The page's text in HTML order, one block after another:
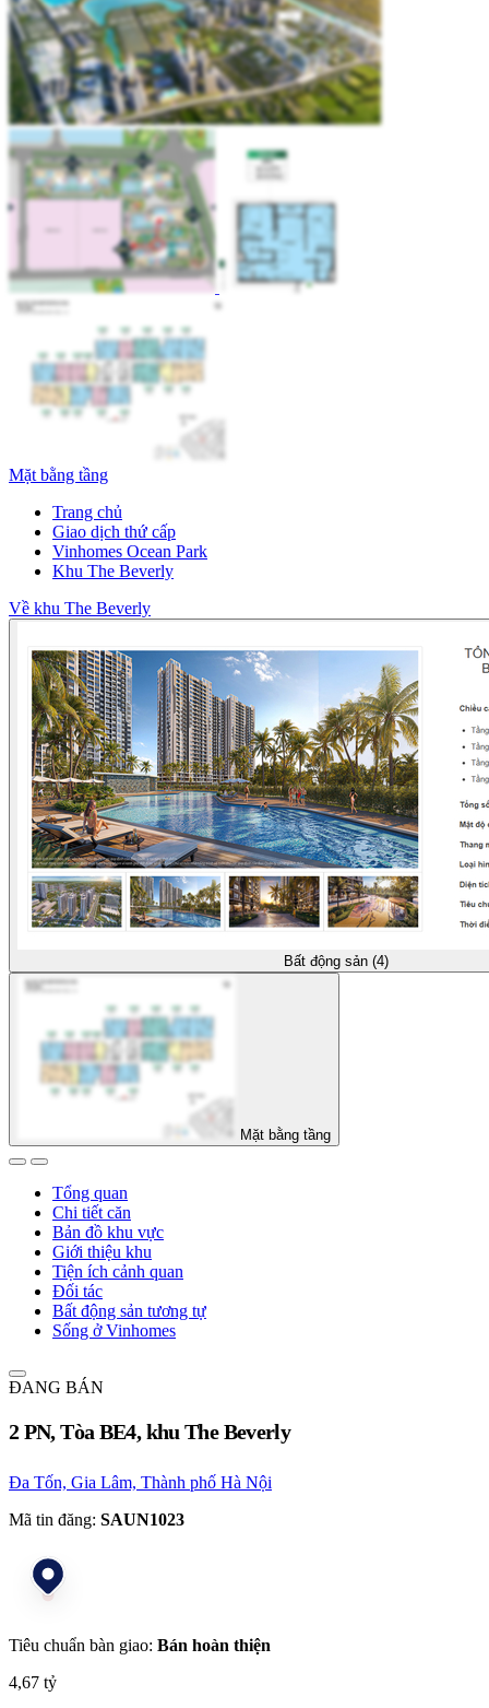
Mặt bằng tầng
Trang chủ
Giao dịch thứ cấp
Vinhomes Ocean Park
Khu The Beverly
Về khu The Beverly
Bất động sản (4)
Mặt bằng tầng
Tổng quan
Chi tiết căn
Bản đồ khu vực
Giới thiệu khu
Tiện ích cảnh quan
Đối tác
Bất động sản tương tự
Sống ở Vinhomes
ĐANG BÁN
2 PN, Tòa BE4, khu The Beverly
Đa Tốn, Gia Lâm, Thành phố Hà Nội
Mã tin đăng: SAUN1023
Tiêu chuẩn bàn giao: Bán hoàn thiện
4,67 tỷ